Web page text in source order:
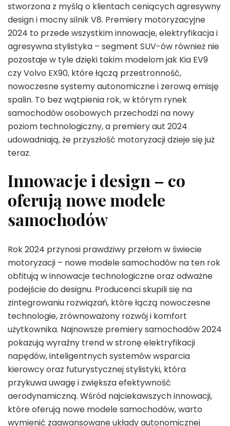
stworzona z myślą o klientach ceniących agresywny
design i mocny silnik V8. Premiery motoryzacyjne
2024 to przede wszystkim innowacje, elektryfikacja i
agresywna stylistyka – segment SUV-ów również nie
pozostaje w tyle dzięki takim modelom jak Kia EV9
czy Volvo EX90, które łączą przestronność,
nowoczesne systemy autonomiczne i zerową emisję
spalin. To bez wątpienia rok, w którym rynek
samochodów osobowych przechodzi na nowy
poziom technologiczny, a premiery aut 2024
udowadniają, że przyszłość motoryzacji dzieje się już
teraz.
Innowacje i design – co
oferują nowe modele
samochodów
Rok 2024 przynosi prawdziwy przełom w świecie
motoryzacji – nowe modele samochodów na ten rok
obfitują w innowacje technologiczne oraz odważne
podejście do designu. Producenci skupili się na
zintegrowaniu rozwiązań, które łączą nowoczesne
technologie, zrównoważony rozwój i komfort
użytkownika. Najnowsze premiery samochodów 2024
pokazują wyraźny trend w stronę elektryfikacji
napędów, inteligentnych systemów wsparcia
kierowcy oraz futurystycznej stylistyki, która
przykuwa uwagę i zwiększa efektywność
aerodynamiczną. Wśród najciekawszych innowacji,
które oferują nowe modele samochodów, warto
wymienić zaawansowane układy autonomicznej